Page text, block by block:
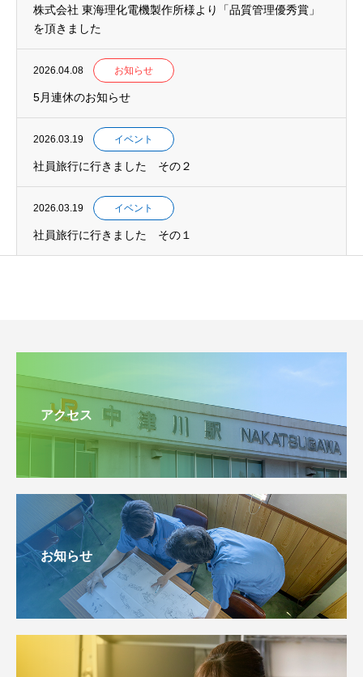
株式会社 東海理化電機製作所様より「品質管理優秀賞」
を頂きました
2026.04.08 お知らせ
5月連休のお知らせ
2026.03.19 イベント
社員旅行に行きました その２
2026.03.19 イベント
社員旅行に行きました その１
アクセス
お知らせ